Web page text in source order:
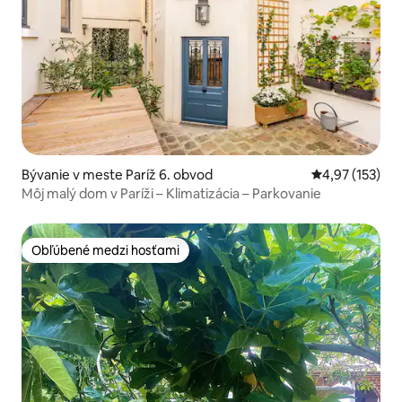
Bývanie v meste Paríž 6. obvod Priemerné
4,97 (153)
Môj malý dom v Paríži – Klimatizácia – Parkovanie
Obľúbené medzi hosťami
Obľúbené medzi hosťami